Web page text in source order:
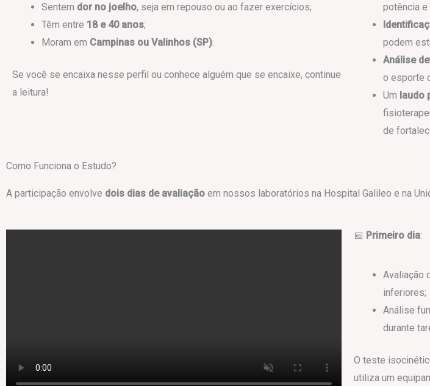
Sentem dor no joelho, seja em repouso ou ao fazer exercícios;
Têm entre 18 e 40 anos;
Moram em Campinas ou Valinhos (SP)
Se você se encaixa nesse perfil ou conhece alguém que se encaixe, continue
a leitura!
potência
podem
Análise
o esporte
Um laudo
de
Como Funciona o Estudo?
A participação envolve dois dias de avaliação em nossos laboratórios na Hospital Galileo e na
📅 Primeiro dia:
Avaliação
inferiores;
Análise
durante
O teste
utiliza um